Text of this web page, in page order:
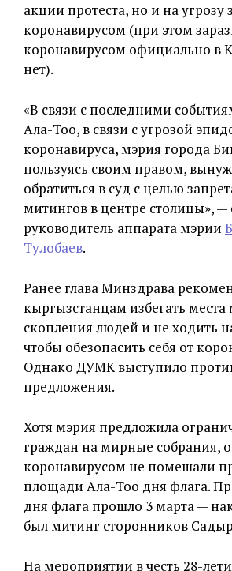
акции протеста, но и на угрозу
коронавирусом (при этом
коронавирусом официально в
нет).
«В связи с последними
Ала-Тоо, в связи с угрозой
коронавируса, мэрия города
пользуясь своим правом,
обратиться в суд с целью
митингов в центре столицы»,
руководитель аппарата мэрии
Тулобаев.
Ранее глава Минздрава
кыргызстанцам избегать места
скопления людей и не ходить
чтобы обезопасить себя от
Однако ДУМК выступило
предложения.
Хотя мэрия предложила
граждан на мирные собрания,
коронавирусом не помешали
площади Ала-Тоо дня флага.
дня флага прошло 3 марта —
был митинг сторонников
На мероприятии в честь 28-